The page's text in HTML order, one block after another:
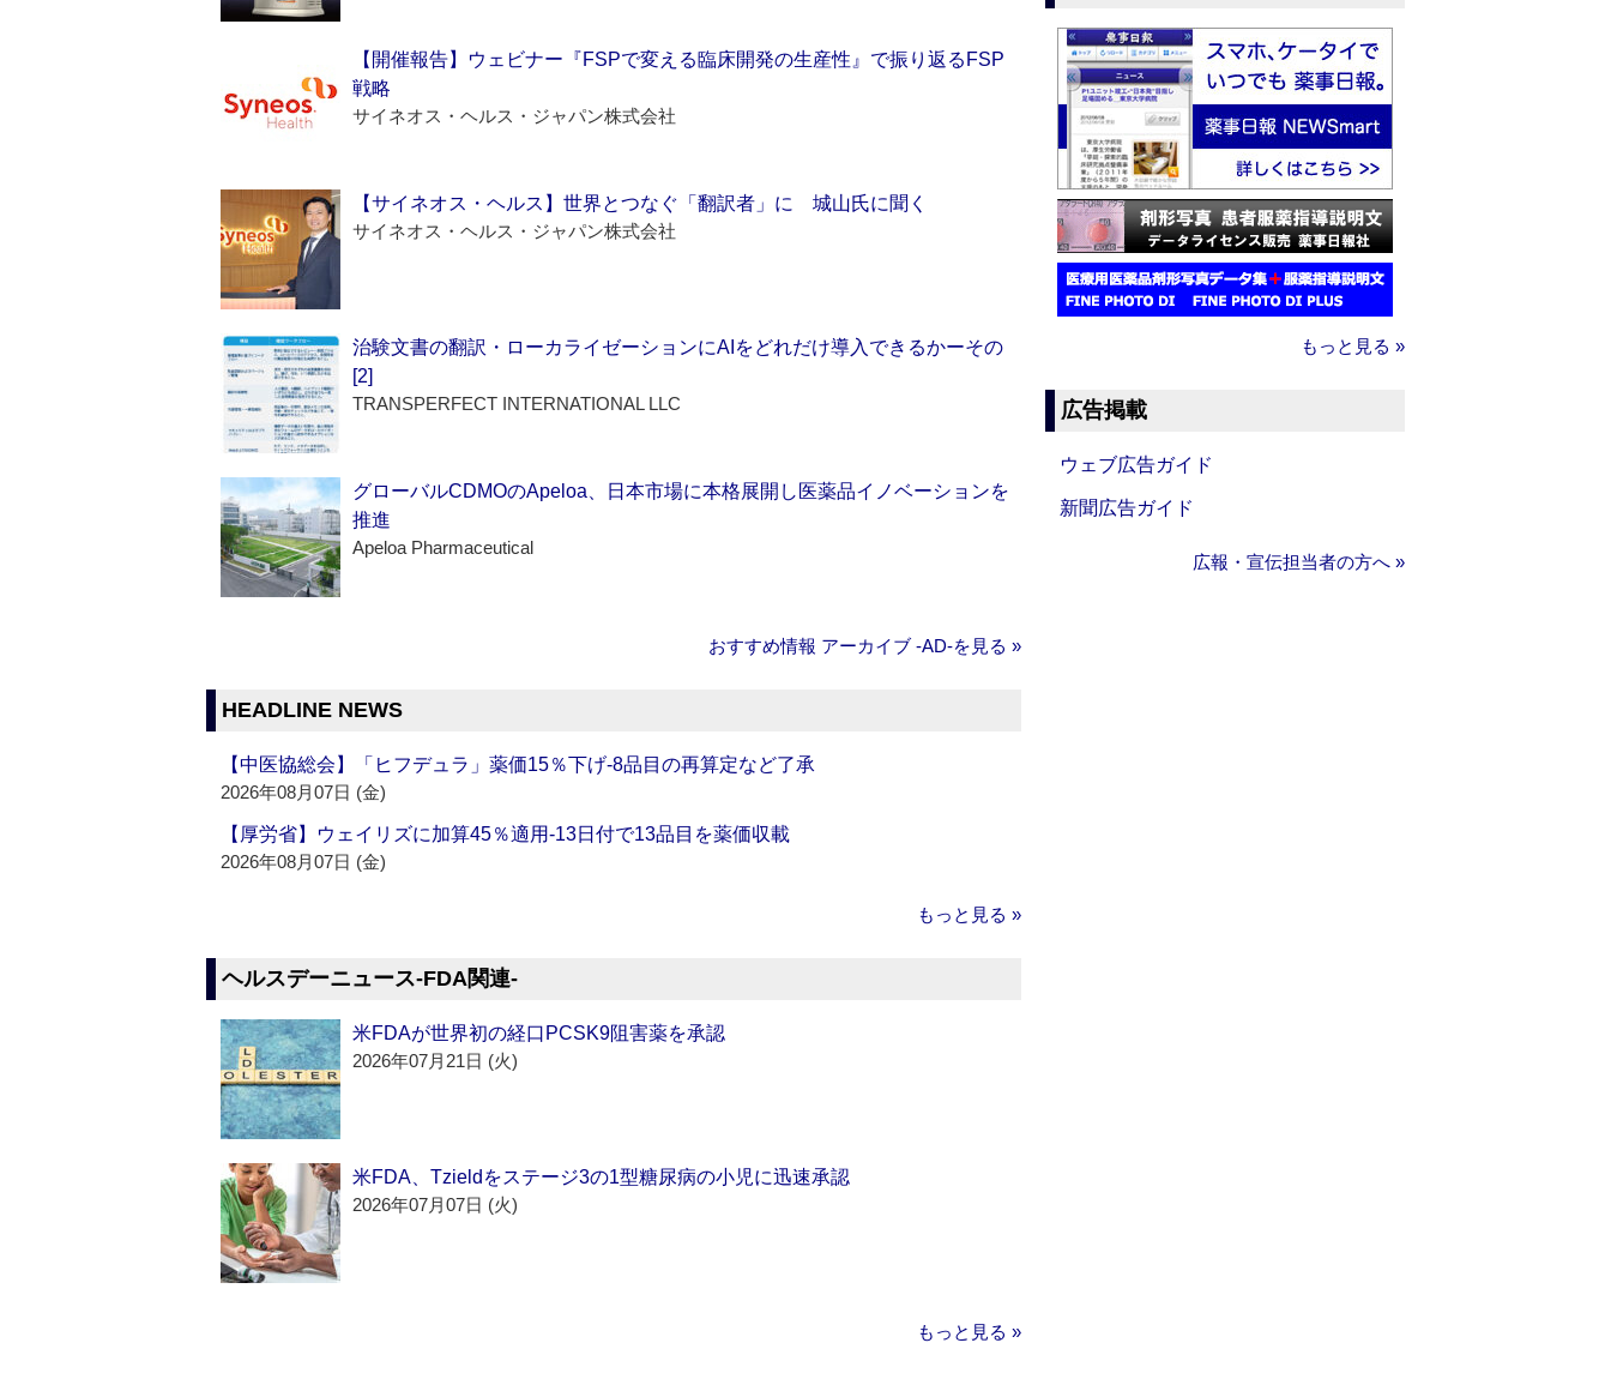
【開催報告】ウェビナー『FSPで変える臨床開発の生産性』で振り返るFSP
戦略
サイネオス・ヘルス・ジャパン株式会社
【サイネオス・ヘルス】世界とつなぐ「翻訳者」に 城山氏に聞く
サイネオス・ヘルス・ジャパン株式会社
治験文書の翻訳・ローカライゼーションにAIをどれだけ導入できるかーその
[2]
TRANSPERFECT INTERNATIONAL LLC
グローバルCDMOのApeloa、日本市場に本格展開し医薬品イノベーションを
推進
Apeloa Pharmaceutical
おすすめ情報 アーカイブ ‐AD‐を見る »
HEADLINE NEWS
【中医協総会】「ヒフデュラ」薬価15％下げ‐8品目の再算定など了承
2026年08月07日 (金)
【厚労省】ウェイリズに加算45％適用‐13日付で13品目を薬価収載
2026年08月07日 (金)
もっと見る »
ヘルスデーニュース‐FDA関連‐
米FDAが世界初の経口PCSK9阻害薬を承認
2026年07月21日 (火)
米FDA、Tzieldをステージ3の1型糖尿病の小児に迅速承認
2026年07月07日 (火)
もっと見る »
もっと見る »
広告掲載
ウェブ広告ガイド
新聞広告ガイド
広報・宣伝担当者の方へ »